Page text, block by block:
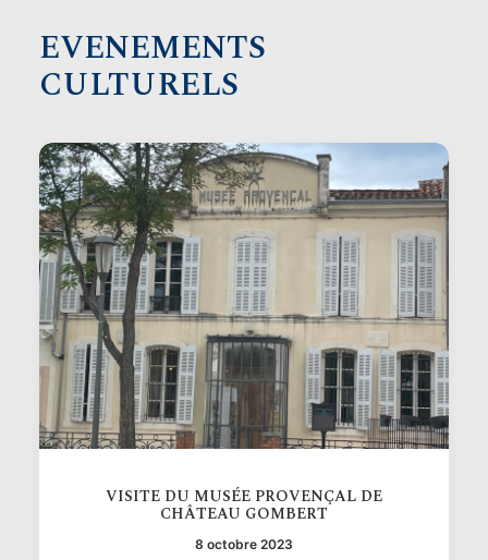
EVENEMENTS
CULTURELS
VISITE DU MUSÉE PROVENÇAL DE
CHÂTEAU GOMBERT
8 octobre 2023